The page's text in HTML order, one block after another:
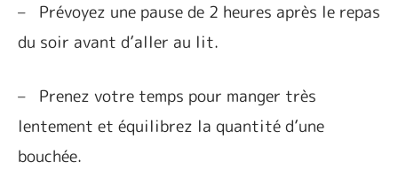
–
Prévoyez une pause de 2 heures après le repas
du soir avant d’aller au lit.
–
Prenez votre temps pour manger très
lentement et équilibrez la quantité d’une
bouchée.